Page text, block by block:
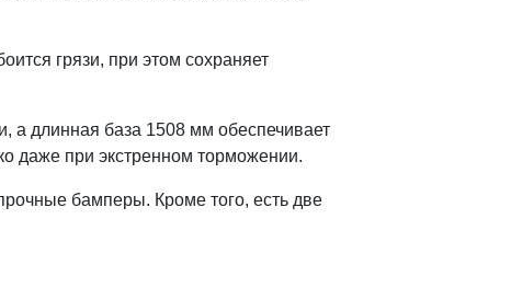
грязи, при этом сохраняет
а длинная база 1508 мм обеспечивает
даже при экстренном торможении.
бамперы. Кроме того, есть две